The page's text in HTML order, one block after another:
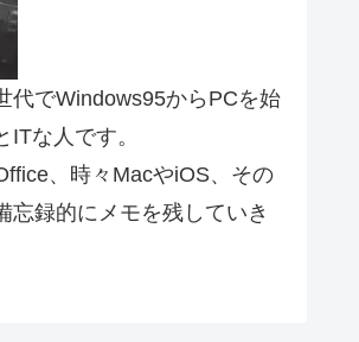
代でWindows95からPCを始
ITな人です。
、時々MacやiOS、その
忘録的にメモを残していき